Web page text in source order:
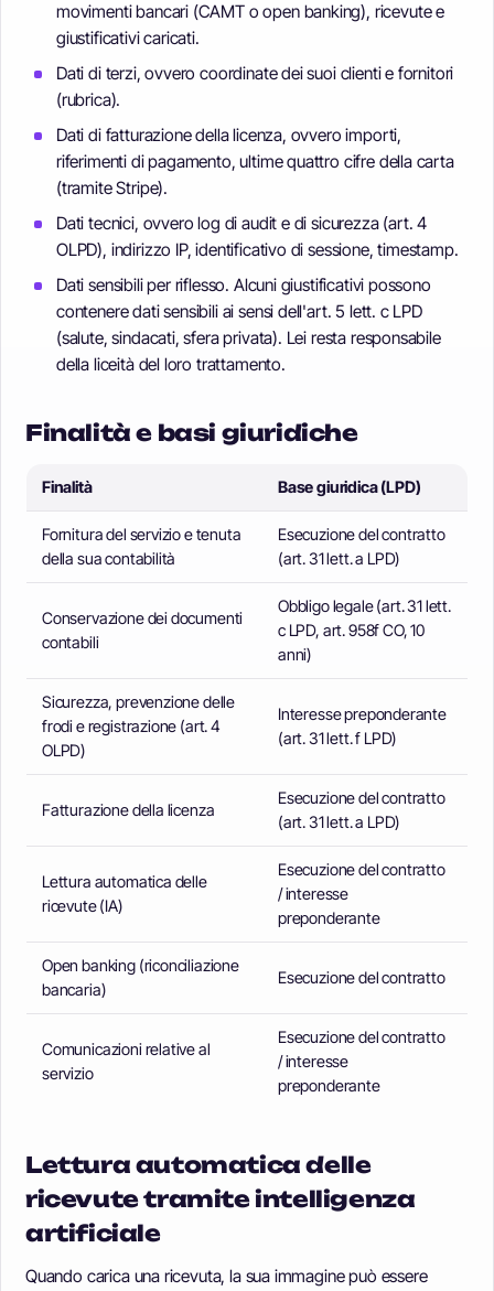
movimenti bancari (CAMT o open banking), ricevute e
giustificativi caricati.
Dati di terzi, ovvero coordinate dei suoi clienti e fornitori
(rubrica).
Dati di fatturazione della licenza, ovvero importi,
riferimenti di pagamento, ultime quattro cifre della carta
(tramite Stripe).
Dati tecnici, ovvero log di audit e di sicurezza (art. 4
OLPD), indirizzo IP, identificativo di sessione, timestamp.
Dati sensibili per riflesso. Alcuni giustificativi possono
contenere dati sensibili ai sensi dell'art. 5 lett. c LPD
(salute, sindacati, sfera privata). Lei resta responsabile
della liceità del loro trattamento.
Finalità e basi giuridiche
Finalità Base giuridica (LPD)
Fornitura del servizio e tenuta
della sua contabilità
Esecuzione del contratto
(art. 31 lett. a LPD)
Conservazione dei documenti
contabili
Obbligo legale (art. 31 lett.
c LPD, art. 958f CO, 10
anni)
Sicurezza, prevenzione delle
frodi e registrazione (art. 4
OLPD)
Interesse preponderante
(art. 31 lett. f LPD)
Fatturazione della licenza
Esecuzione del contratto
(art. 31 lett. a LPD)
Lettura automatica delle
ricevute (IA)
Esecuzione del contratto
/ interesse
preponderante
Open banking (riconciliazione
bancaria)
Esecuzione del contratto
Comunicazioni relative al
servizio
Esecuzione del contratto
/ interesse
preponderante
Lettura automatica delle
ricevute tramite intelligenza
artificiale
Quando carica una ricevuta, la sua immagine può essere